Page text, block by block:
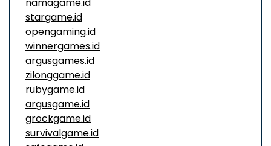
stargame.id
opengaming.id
winnergames.id
argusgames.id
zilonggame.id
rubygame.id
argusgame.id
grockgame.id
survivalgame.id